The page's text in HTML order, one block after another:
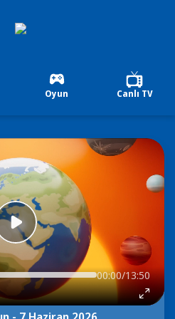
Oyun Canlı TV
00:00/13:50